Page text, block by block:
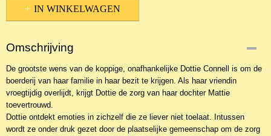
IN WINKELWAGEN
Omschrijving
De grootste wens van de koppige, onafhankelijke Dottie Connell is om de
boerderij van haar familie in haar bezit te krijgen. Als haar vriendin
vroegtijdig overlijdt, krijgt Dottie de zorg van haar dochter Mattie
toevertrouwd.
Dottie ontdekt emoties in zichzelf die ze liever niet toelaat. Intussen
wordt ze onder druk gezet door de plaatselijke gemeenschap om de zorg